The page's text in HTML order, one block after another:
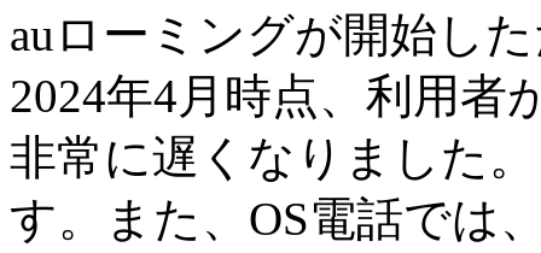
auローミングが開始し
2024年4月時点、利用者
非常に遅くなりました
す。また、OS電話では